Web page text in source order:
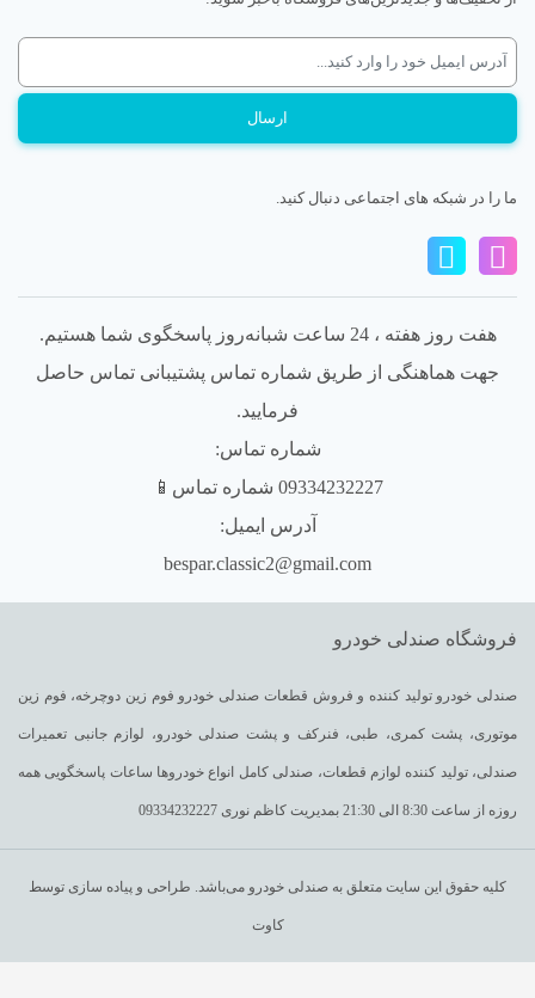
ما را در شبکه های اجتماعی دنبال کنید.
هفت روز هفته ، 24 ساعت شبانه‌روز پاسخگوی شما هستیم.
جهت هماهنگی از طریق شماره تماس پشتیبانی تماس حاصل
فرمایید.
شماره تماس:
09334232227 شماره تماس📱
آدرس ایمیل:
bespar.classic2@gmail.com
فروشگاه صندلی خودرو
صندلی خودرو تولید کننده و فروش قطعات صندلی خودرو فوم زین دوچرخه، فوم زین
موتوری، پشت کمری، طبی، فنرکف و پشت صندلی خودرو، لوازم جانبی تعمیرات
صندلی، تولید کننده لوازم قطعات، صندلی کامل انواع خودروها ساعات پاسخگویی همه
روزه از ساعت 8:30 الی 21:30 بمدیریت کاظم نوری 09334232227
کلیه حقوق این سایت متعلق به صندلی خودرو می‌باشد. طراحی و پیاده سازی توسط
کاوت